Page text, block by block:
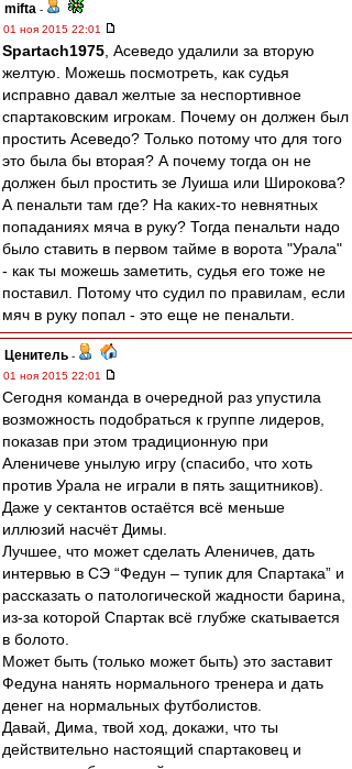
mifta -
01 ноя 2015 22:01
Spartach1975 , Асеведо удалили за вторую
желтую. Можешь посмотреть, как судья
исправно давал желтые за неспортивное
спартаковским игрокам. Почему он должен был
простить Асеведо? Только потому что для того
это была бы вторая? А почему тогда он не
должен был простить зе Луиша или Широкова?
А пенальти там где? На каких-то невнятных
попаданиях мяча в руку? Тогда пенальти надо
было ставить в первом тайме в ворота "Урала"
- как ты можешь заметить, судья его тоже не
поставил. Потому что судил по правилам, если
мяч в руку попал - это еще не пенальти.
Ценитель -
01 ноя 2015 22:01
Сегодня команда в очередной раз упустила
возможность подобраться к группе лидеров,
показав при этом традиционную при
Аленичеве унылую игру (спасибо, что хоть
против Урала не играли в пять защитников).
Даже у сектантов остаётся всё меньше
иллюзий насчёт Димы.
Лучшее, что может сделать Аленичев, дать
интервью в СЭ “Федун – тупик для Спартака” и
рассказать о патологической жадности барина,
из-за которой Спартак всё глубже скатывается
в болото.
Может быть (только может быть) это заставит
Федуна нанять нормального тренера и дать
денег на нормальных футболистов.
Давай, Дима, твой ход, докажи, что ты
действительно настоящий спартаковец и